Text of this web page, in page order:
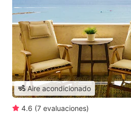
Aire acondicionado
4.6 (7 evaluaciones)